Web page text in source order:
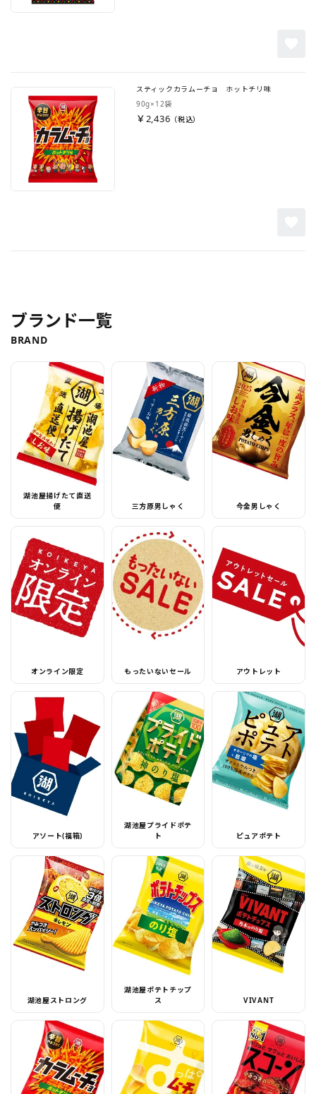
スティックカラムーチョ ホットチリ味
90g×12袋
￥2,436
ブランド一覧
BRAND
湖池屋揚げたて直送
便
三方原男しゃく 今金男しゃく
オンライン限定 もったいないセール アウトレット
アソート(福箱)
湖池屋プライドポテ
ト
ピュアポテト
湖池屋ストロング
湖池屋ポテトチップ
ス
VIVANT